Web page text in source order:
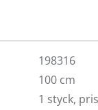
till i
anpassar
så höjd och
kontakta
198316
100 cm
1 styck,